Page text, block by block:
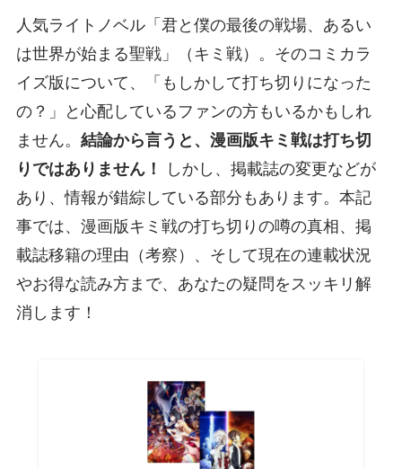
人気ライトノベル「君と僕の最後の戦場、あるい
は世界が始まる聖戦」（キミ戦）。そのコミカラ
イズ版について、「もしかして打ち切りになった
の？」と心配しているファンの方もいるかもしれ
ません。 結論から言うと、漫画版キミ戦は打ち切
りではありません！
しかし、掲載誌の変更などが
あり、情報が錯綜している部分もあります。本記
事では、漫画版キミ戦の打ち切りの噂の真相、掲
載誌移籍の理由（考察）、そして現在の連載状況
やお得な読み方まで、あなたの疑問をスッキリ解
消します！